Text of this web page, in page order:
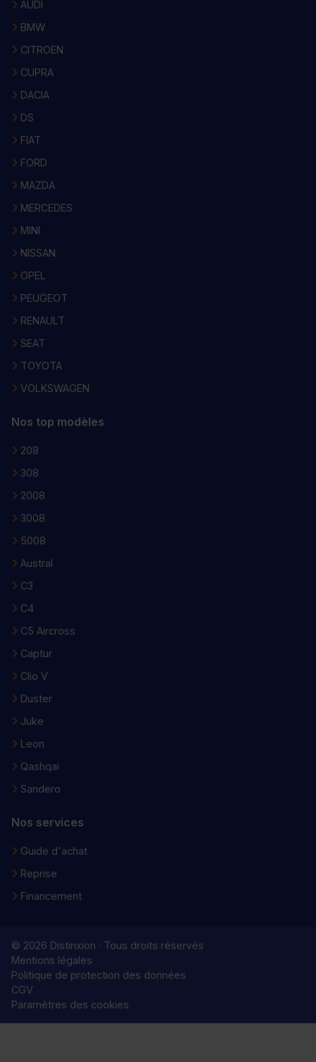
AUDI
BMW
CITROEN
CUPRA
DACIA
DS
FIAT
FORD
MAZDA
MERCEDES
MINI
NISSAN
OPEL
PEUGEOT
RENAULT
SEAT
TOYOTA
VOLKSWAGEN
Nos top modèles
208
308
2008
3008
5008
Austral
C3
C4
C5 Aircross
Captur
Clio V
Duster
Juke
Leon
Qashqai
Sandero
Nos services
Guide d'achat
Reprise
Financement
© 2026 Distinxion · Tous droits réservés
Mentions légales
Politique de protection des données
CGV
Paramètres des cookies